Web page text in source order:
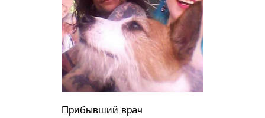
Прибывший врач